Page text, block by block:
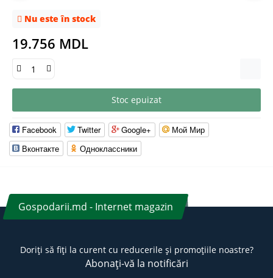
Nu este în stock
19.756 MDL
Stoc epuizat
Facebook Twitter Google+
Мой Мир
Вконтакте
Одноклассники
Gospodarii.md - Internet magazin
Doriți să fiți la curent cu reducerile și promoțiile noastre?
Abonați-vă la notificări